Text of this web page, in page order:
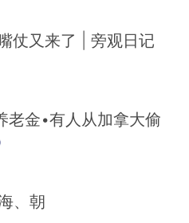
仗又来了 | 旁观日记
老金•有人从加拿大偷
、朝